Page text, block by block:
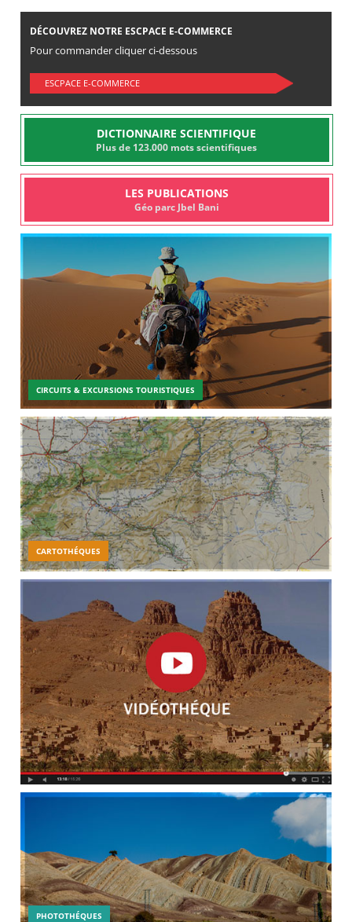
DÉCOUVREZ NOTRE ESCPACE E-COMMERCE
Pour commander cliquer ci-dessous
ESCPACE E-COMMERCE
DICTIONNAIRE SCIENTIFIQUE
Plus de 123.000 mots scientifiques
LES PUBLICATIONS
Géo parc Jbel Bani
CIRCUITS & EXCURSIONS TOURISTIQUES
CARTOTHÉQUES
PHOTOTHÉQUES